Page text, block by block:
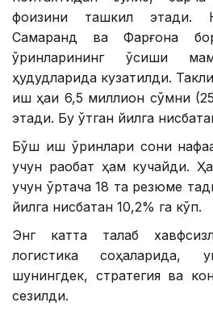
фоизини ташкил этади.
Самарқанд ва Фарғона
ўринларининг ўсиши
ҳудудларида кузатилди.
иш ҳақи 6,5 миллион сўмни
этади. Бу ўтган йилга
Бўш иш ўринлари сони
учун рақобат ҳам кучайди.
учун ўртача 18 та резюме
йилга нисбатан 10,2% га кўп.
Энг катта талаб
логистика соҳаларида,
шунингдек, стратегия ва
сезилди.